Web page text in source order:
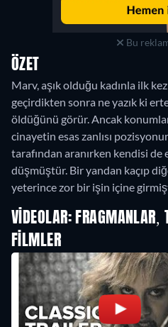
Bu
ÖZET
Marv, aşık olduğu kadınla ilk
geçirdikten sonra ne yazık ki
öldüğünü görür. Ancak
cinayetin esas zanlısı
tarafından aranırken kendisi de
düşmüştür. Bir yandan kaçıp
yeterince zor bir işin içine
VIDEOLAR:
FILMLER